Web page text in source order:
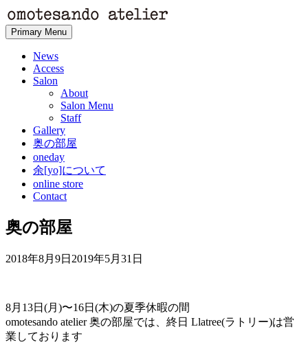
Skip
to
content
Primary Menu
News
Access
Salon
About
Salon Menu
Staff
Gallery
奥の部屋
oneday
余[yo]について
online store
Contact
奥の部屋
2018年8月9日 2019年5月31日
8月13日(月)〜16日(木)の夏季休暇の間
omotesando atelier 奥の部屋では、終日 Llatree(ラトリー)は営
業しております